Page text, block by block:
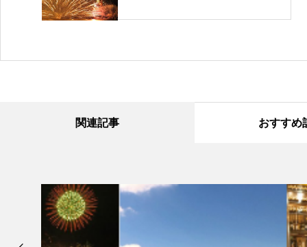
関連記事 おすすめ